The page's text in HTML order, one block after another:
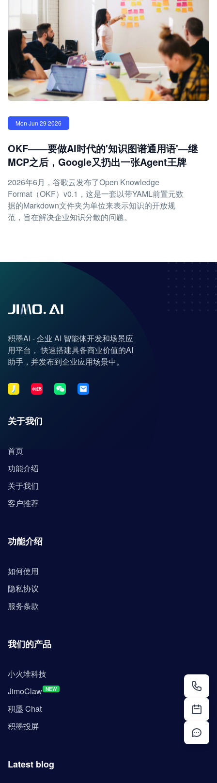
Mon Jun 29 2026
OKF——要做AI时代的'知识图谱通用语'—继
MCP之后，Google又扔出一张Agent王牌
2026年6月，谷歌云发布了Open Knowledge
Format（OKF）v0.1，这是一套以带YAML前置元数
据的Markdown文件夹为单位来表示知识的开放规
范，旨在解决企业知识分散的问题。
积墨AI - 企业 AI 智能体开发和场景应
用平台， 快速搭建具备商业价值的AI
助手，并发布到企业应用场景中。
关于我们
首页
功能介绍
关于我们
客户推荐
功能介绍
如何使用
隐私协议
服务条款
我们的产品
小火堆科技
JimoClaw NEW
积墨 Chat
积墨投屏
Latest blog